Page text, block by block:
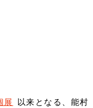
展
以来となる、能村